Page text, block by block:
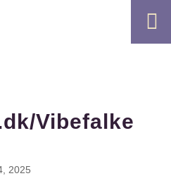

Vibefalke
2025